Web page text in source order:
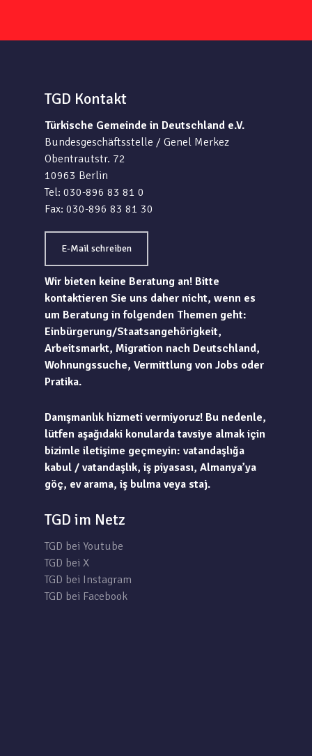
TGD Kontakt
Türkische Gemeinde in Deutschland e.V.
Bundesgeschäftsstelle / Genel Merkez
Obentrautstr. 72
10963 Berlin
Tel: 030-896 83 81 0
Fax: 030-896 83 81 30
E-Mail schreiben
Wir bieten keine Beratung an! Bitte
kontaktieren Sie uns daher nicht, wenn es
um Beratung in folgenden Themen geht:
Einbürgerung/Staatsangehörigkeit,
Arbeitsmarkt, Migration nach Deutschland,
Wohnungssuche, Vermittlung von Jobs oder
Pratika.
Danışmanlık hizmeti vermiyoruz! Bu nedenle,
lütfen aşağıdaki konularda tavsiye almak için
bizimle iletişime geçmeyin: vatandaşlığa
kabul / vatandaşlık, iş piyasası, Almanya’ya
göç, ev arama, iş bulma veya staj.
TGD im Netz
TGD bei Youtube
TGD bei X
TGD bei Instagram
TGD bei Facebook